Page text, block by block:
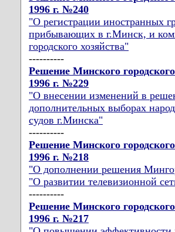
1996 г. №240
"О регистрации иностранных
прибывающих в г.Минск, и
городского хозяйства"
----------
Решение Минского
1996 г. №229
"О внесении изменений в
дополнительных выборах
судов г.Минска"
----------
Решение Минского
1996 г. №218
"О дополнении решения
"О развитии телевизионной
----------
Решение Минского
1996 г. №217